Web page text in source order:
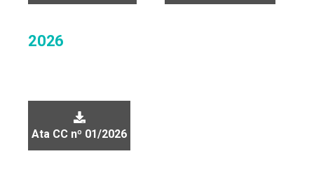
2026
Ata CC nº 01/2026